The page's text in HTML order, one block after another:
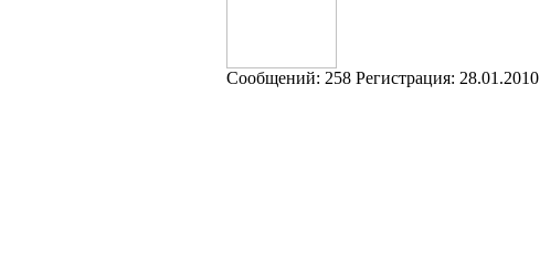
Cообщений: 258 Регистрация: 28.01.2010